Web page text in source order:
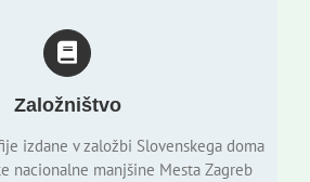
Založništvo
izdane v založbi Slovenskega doma
nacionalne manjšine Mesta Zagreb